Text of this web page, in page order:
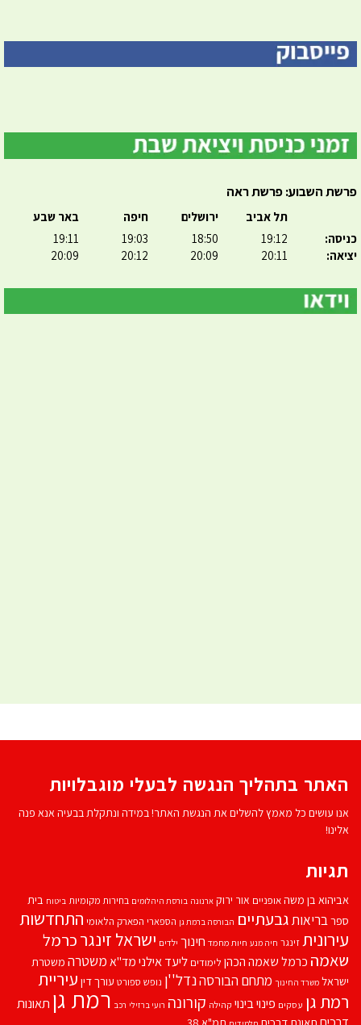
פרשת השבוע: פרשת ראה
כניסה:
יציאה:
תל אביב
19:12
20:11
ירושלים
18:50
20:09
חיפה
19:03
20:12
באר שבע
19:11
20:09
האתר בתהליך הנגשה לבעלי מוגבלויות
אנו עושים כל מאמץ להשלים את הנגשת האתר! במידה ונתקלת בבעיה אנא פנה
אלינו!
תגיות
אביהוא בן משהאופניים אור ירוק ארנונה בורסת היהלומים בחירות מקומיות ביטוח בית
ספרבריאותגבעתיים הבורסה ברמת גן הספארי הפארק הלאומי התחדשות
עירוניתזינגר חיה מנע חיות מחמד חינוך ילדים ישראל זינגרכרמל
שאמה כרמל שאמה הכהן לימודים ליעד אילנימד''אמשטרה משטרת
ישראל משרד החינוך מתחם הבורסהנדל''ן נופש ספורט עורך דין עיריית
רמת גן עסקים פינוי בינוי קהילה קורונה רועי ברזילי רכב רמת גן תאונות